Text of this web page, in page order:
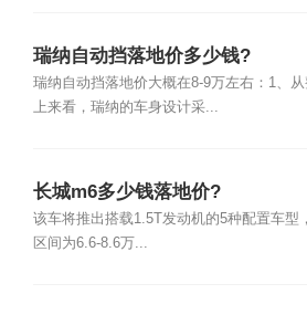
瑞纳自动挡落地价多少钱?
瑞纳自动挡落地价大概在8-9万左右：1、
上来看，瑞纳的车身设计采...
长城m6多少钱落地价?
该车将推出搭载1.5T发动机的5种配置车型
区间为6.6-8.6万...